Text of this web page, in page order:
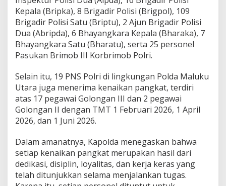
r
u
s
D
i
j
w
a
b
d
e
n
n
K
i
n
Kepala (Bripka), 8 Brigadir Polisi (Brigpol), 109
Brigadir Polisi Satu (Briptu), 2 Ajun Brigadir Polisi
Dua (Abripda), 6 Bhayangkara Kepala (Bharaka), 7
Bhayangkara Satu (Bharatu), serta 25 personel
Pasukan Brimob III Korbrimob Polri.
Selain itu, 19 PNS Polri di lingkungan Polda Maluku
Utara juga menerima kenaikan pangkat, terdiri
atas 17 pegawai Golongan III dan 2 pegawai
Golongan II dengan TMT 1 Februari 2026, 1 April
2026, dan 1 Juni 2026.
Dalam amanatnya, Kapolda menegaskan bahwa
setiap kenaikan pangkat merupakan hasil dari
dedikasi, disiplin, loyalitas, dan kerja keras yang
telah ditunjukkan selama menjalankan tugas.